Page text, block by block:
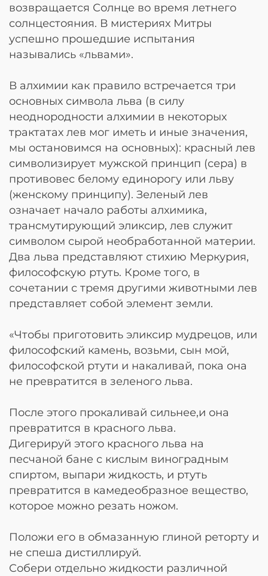
возвращается Солнце во время летнего
солнцестояния. В мистериях Митры
успешно прошедшие испытания
назывались «львами».
В алхимии как правило встречается три
основных символа льва (в силу
неоднородности алхимии в некоторых
трактатах лев мог иметь и иные значения,
мы остановимся на основных): красный лев
символизирует мужской принцип (сера) в
противовес белому единорогу или льву
(женскому принципу). Зеленый лев
означает начало работы алхимика,
трансмутирующий эликсир, лев служит
символом сырой необработанной материи.
Два льва представляют стихию Меркурия,
философскую ртуть. Кроме того, в
сочетании с тремя другими животными лев
представляет собой элемент земли.
«Чтобы приготовить эликсир мудрецов, или
философский камень, возьми, сын мой,
философской ртути и накаливай, пока она
не превратится в зеленого льва.
После этого прокаливай сильнее,и она
превратится в красного льва.
Дигерируй этого красного льва на
песчаной бане с кислым виноградным
спиртом, выпари жидкость, и ртуть
превратится в камедеобразное вещество,
которое можно резать ножом.
Положи его в обмазанную глиной реторту и
не спеша дистиллируй.
Собери отдельно жидкости различной